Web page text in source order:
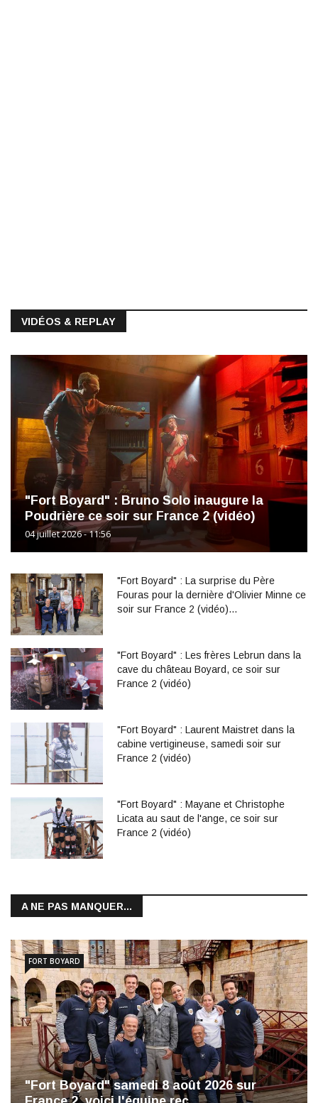
VIDÉOS & REPLAY
"Fort Boyard" : Bruno Solo inaugure la
Poudrière ce soir sur France 2 (vidéo)
04 juillet 2026 - 11:56
"Fort Boyard" : La surprise du Père
Fouras pour la dernière d'Olivier Minne ce
soir sur France 2 (vidéo)…
"Fort Boyard" : Les frères Lebrun dans la
cave du château Boyard, ce soir sur
France 2 (vidéo)
"Fort Boyard" : Laurent Maistret dans la
cabine vertigineuse, samedi soir sur
France 2 (vidéo)
"Fort Boyard" : Mayane et Christophe
Licata au saut de l'ange, ce soir sur
France 2 (vidéo)
A NE PAS MANQUER...
"Fort Boyard" samedi 8 août 2026 sur
FORT BOYARD